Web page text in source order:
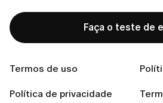
Faça o teste de
Termos de uso
Política de privacidade
Como entrar no App LUMI
Como faço para excluir a minha
Posso usar a LUMI sem IOS?
mails?